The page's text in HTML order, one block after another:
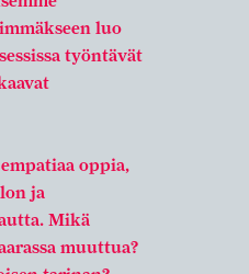
luo
työntävät
oppia,
ja
Mikä
muuttua?